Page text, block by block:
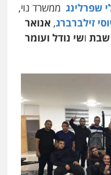
שפרלינג ממשרד נוי,
זילברברג, אנואר
שבת ושי נודל ועומר